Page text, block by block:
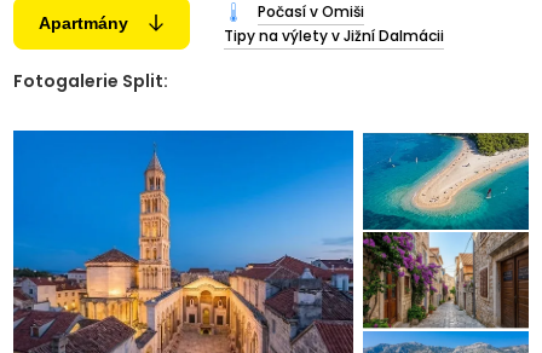
Apartmány
Počasí v Omiši
Tipy na výlety v Jižní Dalmácii
Fotogalerie Split: